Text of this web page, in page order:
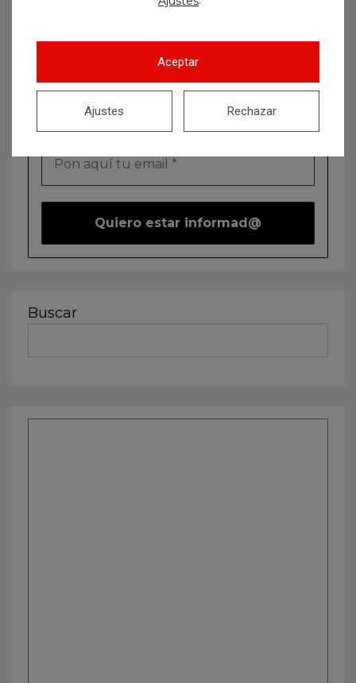
¡Suscríbete para recibir en tu
email todo lo que vayamos
publicando en nuestro blog!
Buscar
Aceptar
Rechazar
Ajustes